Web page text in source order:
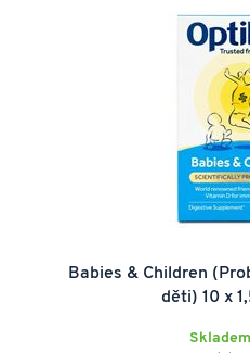
Babies & Children
děti) 10 x